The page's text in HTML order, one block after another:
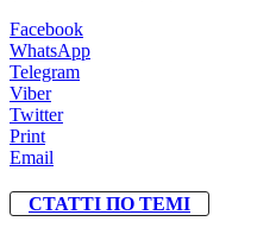
Facebook
WhatsApp
Telegram
Viber
Twitter
Print
Email
СТАТТІ ПО ТЕМІ